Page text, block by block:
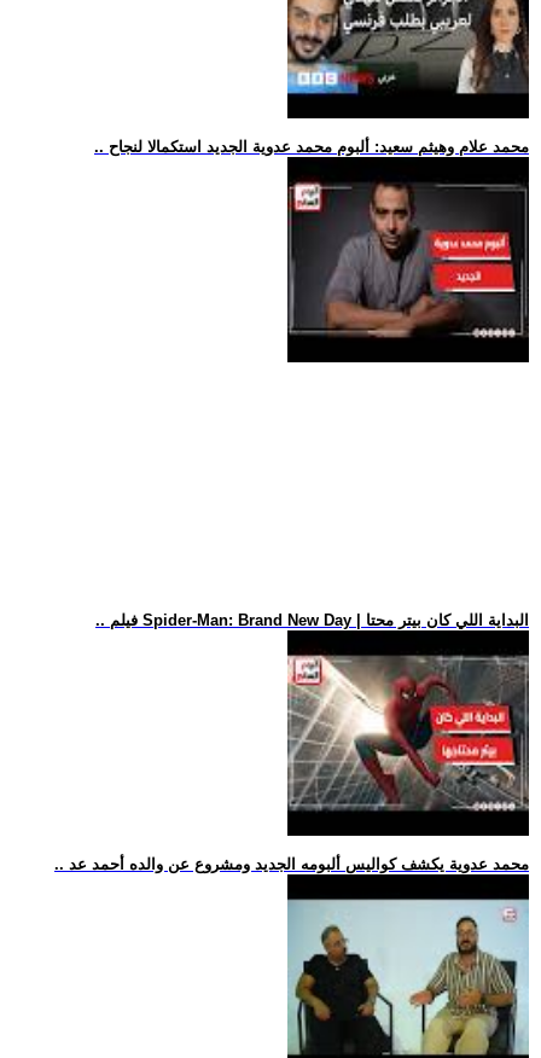
.. محمد علام وهيثم سعيد: ألبوم محمد عدوية الجديد استكمالا لنجاح
.. فيلم Spider-Man: Brand New Day | البداية اللي كان بيتر محتا
.. محمد عدوية يكشف كواليس ألبومه الجديد ومشروع عن والده أحمد عد